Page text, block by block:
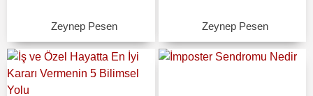
Zeynep Pesen Zeynep Pesen